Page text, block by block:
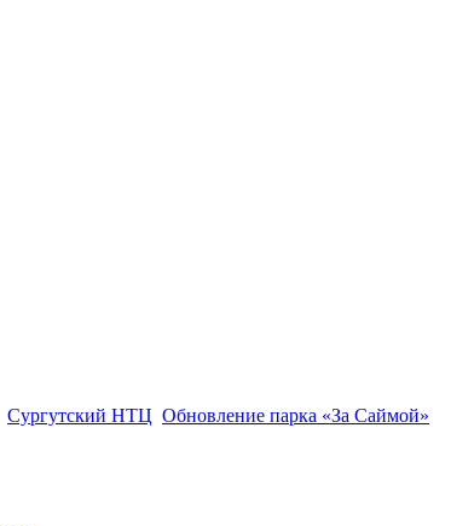
Сургутский НТЦ Обновление парка «За Саймой»